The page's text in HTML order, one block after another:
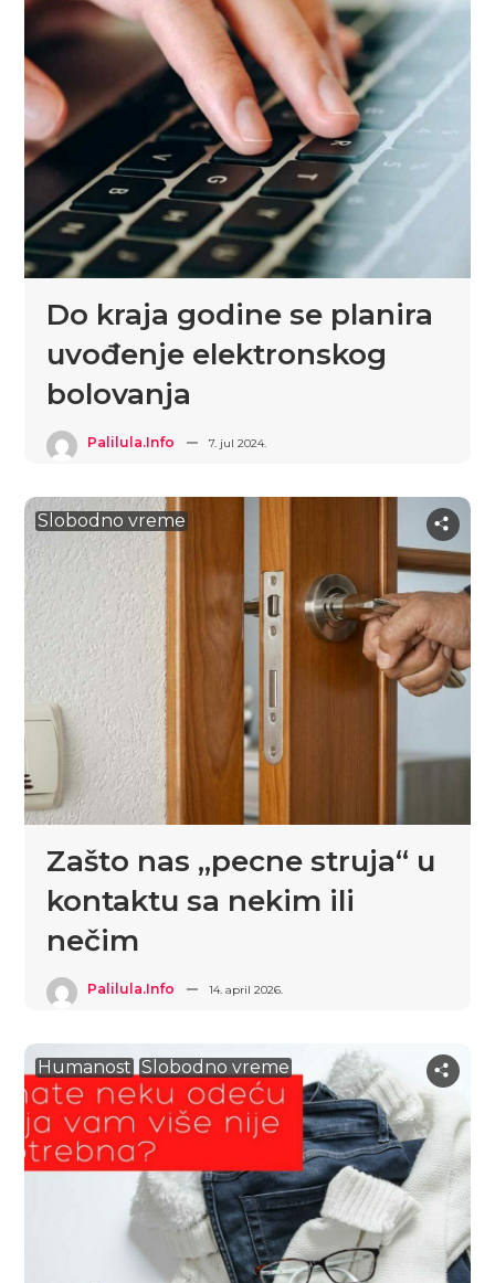
Do kraja godine se planira
uvođenje elektronskog
bolovanja
Palilula.info 7. jul 2024.
Slobodno vreme
Zašto nas „pecne struja“ u
kontaktu sa nekim ili
nečim
Palilula.info 14. april 2026.
Humanost Slobodno vreme